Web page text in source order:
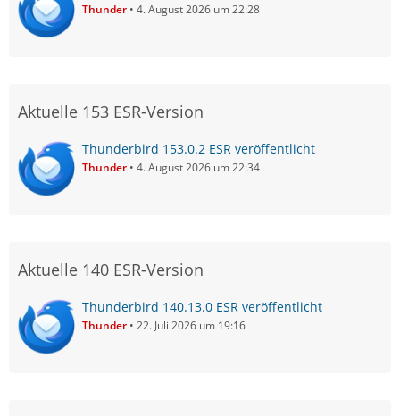
Thunder 4. August 2026 um 22:28
Aktuelle 153 ESR-Version
Thunderbird 153.0.2 ESR veröffentlicht
Thunder 4. August 2026 um 22:34
Aktuelle 140 ESR-Version
Thunderbird 140.13.0 ESR veröffentlicht
Thunder 22. Juli 2026 um 19:16